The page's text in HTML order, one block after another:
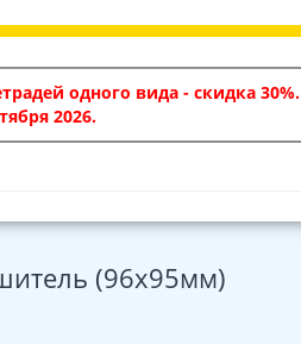
одного вида - скидка 30%.
2026.
(96х95мм)